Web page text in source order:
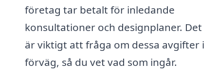
företag tar betalt för inledande
konsultationer och designplaner. Det
är viktigt att fråga om dessa avgifter i
förväg, så du vet vad som ingår.